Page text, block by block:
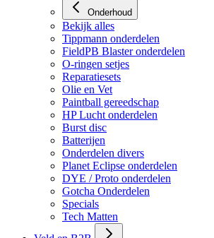
Onderhoud
Onderhoud
Bekijk alles
Tippmann onderdelen
FieldPB Blaster onderdelen
O-ringen setjes
Reparatiesets
Olie en Vet
Paintball gereedschap
HP Lucht onderdelen
Burst disc
Batterijen
Onderdelen divers
Planet Eclipse onderdelen
DYE / Proto onderdelen
Gotcha Onderdelen
Specials
Tech Matten